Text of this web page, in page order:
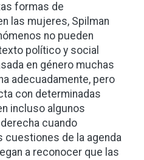
formas de
las mujeres, Spilman
no pueden
político y social
en género muchas
adecuadamente, pero
con determinadas
incluso algunos
cuando
cuestiones de la agenda
a reconocer que las